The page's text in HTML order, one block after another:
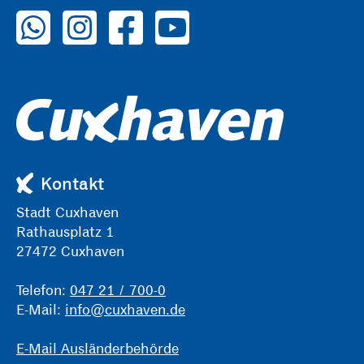
zu WhatsAppzu Instagramzu Facebook
zu YouTube
Kontakt
Stadt Cuxhaven
Rathausplatz 1
27472 Cuxhaven
Telefon: 047 21 / 700-0
E-Mail: info@cuxhaven.de
E-Mail Ausländerbehörde